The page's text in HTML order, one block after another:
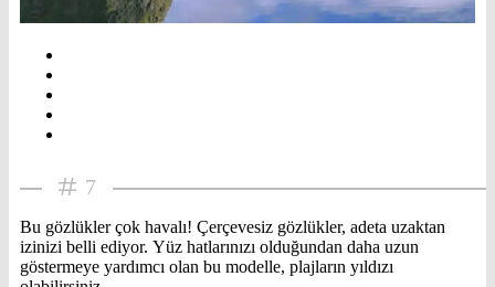
7
Bu gözlükler çok havalı! Çerçevesiz gözlükler, adeta uzaktan
izinizi belli ediyor. Yüz hatlarınızı olduğundan daha uzun
göstermeye yardımcı olan bu modelle, plajların yıldızı